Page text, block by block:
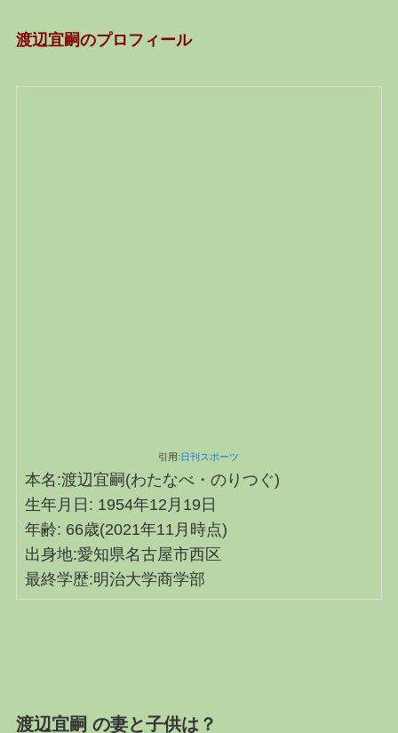
渡辺宜嗣のプロフィール
引用:日刊スポーツ
本名:渡辺宜嗣(わたなべ・のりつぐ)
生年月日: 1954年12月19日
年齢: 66歳(2021年11月時点)
出身地:愛知県名古屋市西区
最終学歴:明治大学商学部
渡辺宜嗣 の妻と子供は？